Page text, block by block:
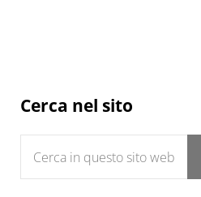
Sidebar
Cerca nel sito